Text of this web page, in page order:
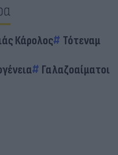
Κάρολος
Τότεναμ
Γαλαζοαίματοι